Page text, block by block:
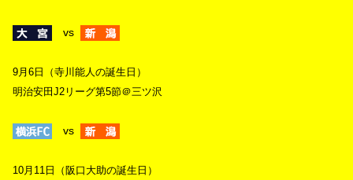
vs
9月6日（寺川能人の誕生日）
明治安田J2リーグ第5節＠三ツ沢
vs
10月11日（阪口大助の誕生日）